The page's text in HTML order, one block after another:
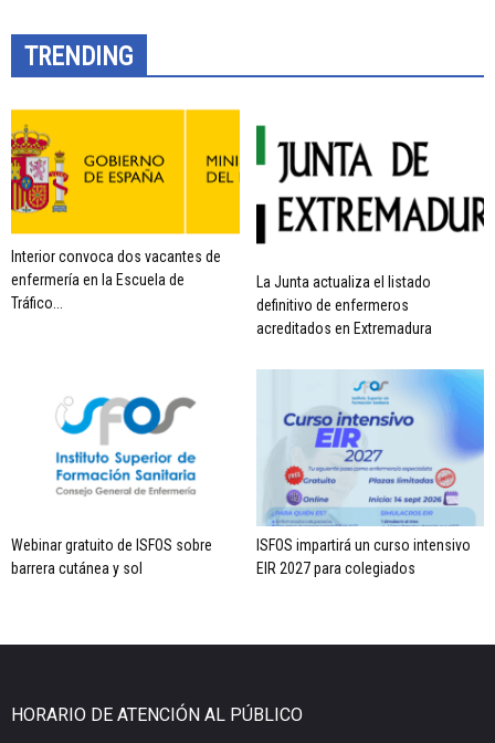
TRENDING
Interior convoca dos vacantes de
enfermería en la Escuela de
Tráfico...
La Junta actualiza el listado
definitivo de enfermeros
acreditados en Extremadura
Webinar gratuito de ISFOS sobre
barrera cutánea y sol
ISFOS impartirá un curso intensivo
EIR 2027 para colegiados
HORARIO DE ATENCIÓN AL PÚBLICO